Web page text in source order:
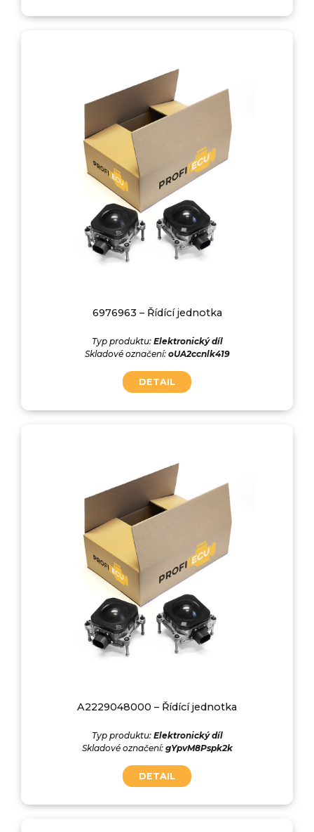
6976963 – Řídící jednotka
Typ produktu: Elektronický díl
Skladové označení: oUA2ccnlk419
DETAIL
A2229048000 – Řídící jednotka
Typ produktu: Elektronický díl
Skladové označení: gYpvM8Pspk2k
DETAIL